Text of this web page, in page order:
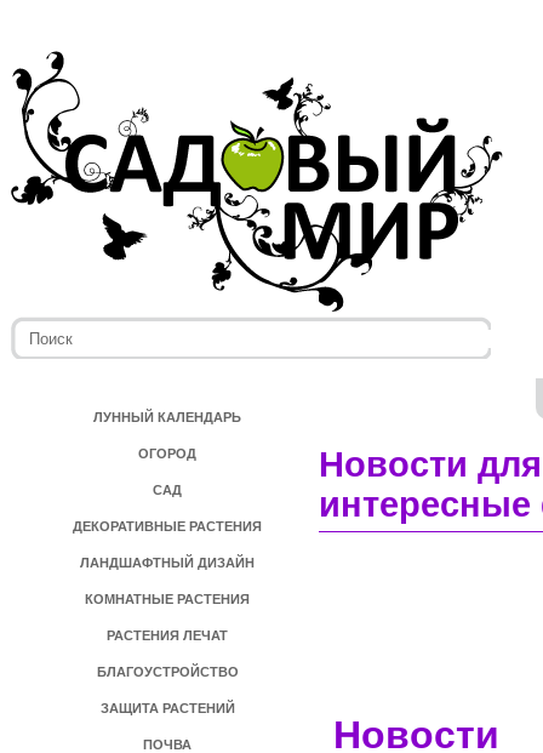
ЛУННЫЙ КАЛЕНДАРЬ
ОГОРОД
САД
ДЕКОРАТИВНЫЕ РАСТЕНИЯ
ЛАНДШАФТНЫЙ ДИЗАЙН
КОМНАТНЫЕ РАСТЕНИЯ
РАСТЕНИЯ ЛЕЧАТ
БЛАГОУСТРОЙСТВО
ЗАЩИТА РАСТЕНИЙ
ПОЧВА
Новости
Новости